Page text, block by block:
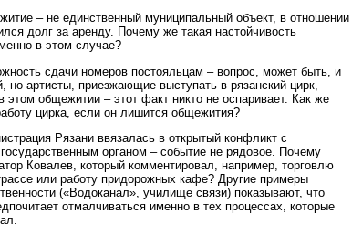
– не единственный муниципальный объект, в отношении
долг за аренду. Почему же такая настойчивость
в этом случае?
сдачи номеров постояльцам – вопрос, может быть, и
но артисты, приезжающие выступать в рязанский цирк,
этом общежитии – этот факт никто не оспаривает. Как же
цирка, если он лишится общежития?
Рязани ввязалась в открытый конфликт с
органом – событие не рядовое. Почему
Ковалев, который комментировал, например, торговлю
или работу придорожных кафе? Другие примеры
(«Водоканал», училище связи) показывают, что
отмалчиваться именно в тех процессах, которые